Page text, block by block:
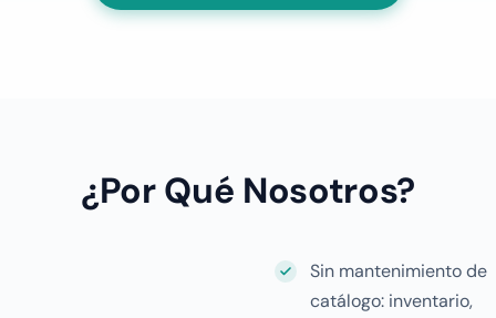
¿Por Qué Nosotros?
Sin mantenimiento de
catálogo: inventario,